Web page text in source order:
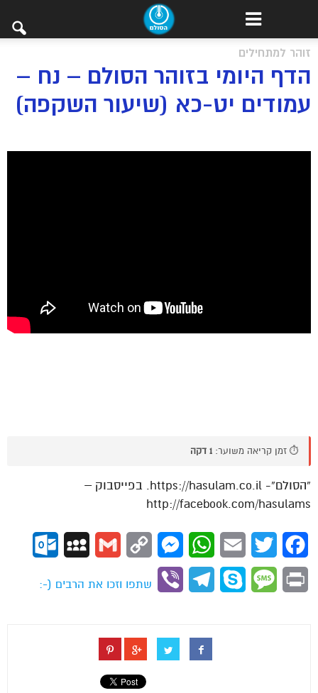
זוהר למתחילים
הדף היומי בזוהר הסולם – נח –
עמודים יט-כא (שיעור השקפה)
⏱️ זמן קריאה משוער: 1 דקה
“הסולם”- https://hasulam.co.il. בפייסבוק –
http://facebook.com/hasulams
Facebook
Twitter
Email
WhatsApp
Messenger
Copy
Gmail
MySpace
Print
Message
Skype
Telegram
Viber
שתפו וזכו את הרבים (-: